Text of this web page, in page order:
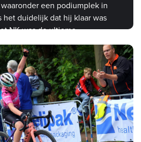
een podiumplek in
het duidelijk dat hij klaar was
NK was de ultieme